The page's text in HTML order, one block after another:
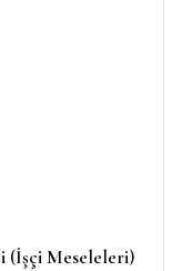
(İşçi Meseleleri)